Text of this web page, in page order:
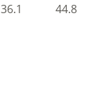
36.1 44.8